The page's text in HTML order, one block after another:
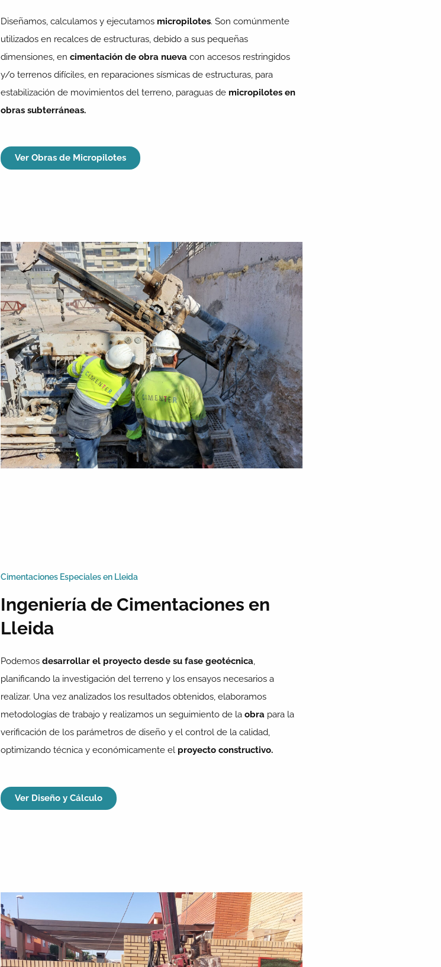
Diseñamos, calculamos y ejecutamos micropilotes. Son comúnmente
utilizados en recalces de estructuras, debido a sus pequeñas
dimensiones, en cimentación de obra nueva con accesos restringidos
y/o terrenos difíciles, en reparaciones sísmicas de estructuras, para
estabilización de movimientos del terreno, paraguas de micropilotes en
obras subterráneas.
Ver Obras de Micropilotes
Cimentaciones Especiales en Lleida
Ingeniería de Cimentaciones en
Lleida
Podemos desarrollar el proyecto desde su fase geotécnica,
planificando la investigación del terreno y los ensayos necesarios a
realizar. Una vez analizados los resultados obtenidos, elaboramos
metodologías de trabajo y realizamos un seguimiento de la obra para la
verificación de los parámetros de diseño y el control de la calidad,
optimizando técnica y económicamente el proyecto constructivo.
Ver Diseño y Cálculo